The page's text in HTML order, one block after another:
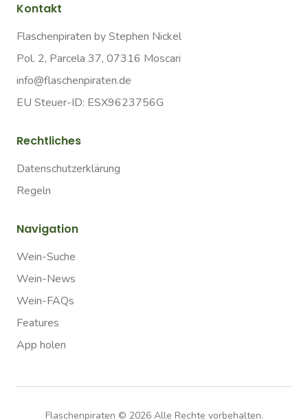
Kontakt
Flaschenpiraten by Stephen Nickel
Pol. 2, Parcela 37, 07316 Moscari
info@flaschenpiraten.de
EU Steuer-ID: ESX9623756G
Rechtliches
Datenschutzerklärung
Regeln
Navigation
Wein-Suche
Wein-News
Wein-FAQs
Features
App holen
Flaschenpiraten © 2026Alle Rechte vorbehalten.